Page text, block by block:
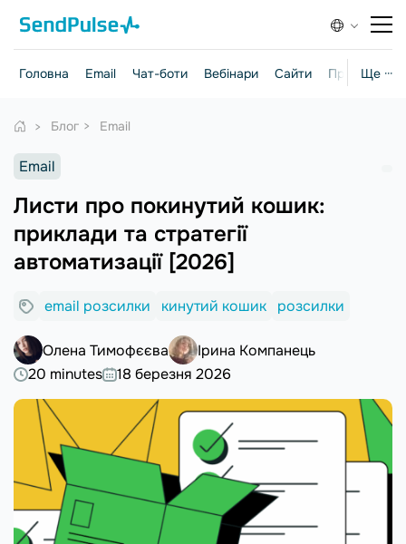
Ще ···
Головна Email Чат-боти Вебінари Сайти Практичні
Блог Email
Email
Листи про покинутий кошик:
приклади та стратегії
автоматизації [2026]
email розсилки кинутий кошик розсилки
Олена Тимофєєва
Ірина Компанець
20 minutes
18 березня 2026